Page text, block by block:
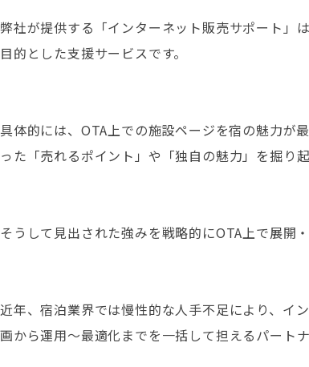
弊社が提供する「インターネット販売サポート
目的とした支援サービスです。
具体的には、OTA上での施設ページを宿の魅力が
った「売れるポイント」や「独自の魅力」を掘り起
そうして見出された強みを戦略的にOTA上で展開
近年、宿泊業界では慢性的な人手不足により、イ
画から運用〜最適化までを一括して担えるパート